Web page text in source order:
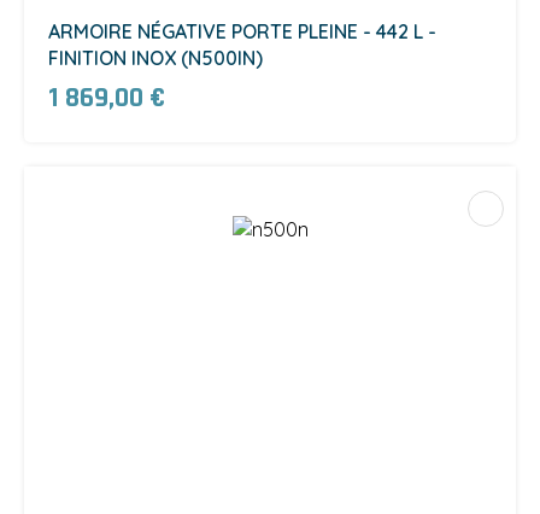
ARMOIRE NÉGATIVE PORTE PLEINE - 442 L -
FINITION INOX (N500IN)
1 869,00 €